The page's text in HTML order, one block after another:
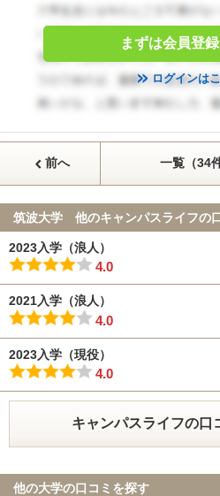
まずは会員登録
ログインは
前へ 一覧（34件
筑波大学 他のキャンパスライフの
2023入学（浪人）
4.0
2021入学（浪人）
4.0
2023入学（現役）
4.0
キャンパスライフの口
他の大学の口コミを探す